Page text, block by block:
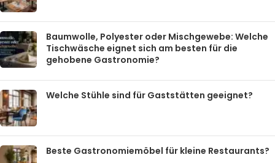
Baumwolle, Polyester oder Mischgewebe: Welche
Tischwäsche eignet sich am besten für die
gehobene Gastronomie?
Welche Stühle sind für Gaststätten geeignet?
Beste Gastronomiemöbel für kleine Restaurants?